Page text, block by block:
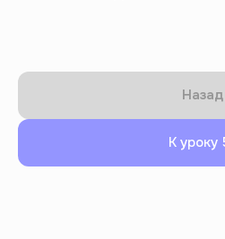
Назад
К уроку